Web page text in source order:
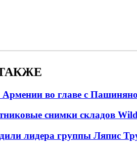
Армении во главе с
снимки складов
лидера группы Ляпис